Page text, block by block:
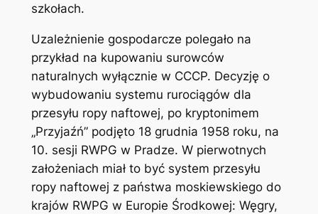
szkołach.
Uzależnienie gospodarcze polegało na
przykład na kupowaniu surowców
naturalnych wyłącznie w CCCP. Decyzję o
wybudowaniu systemu rurociągów dla
przesyłu ropy naftowej, po kryptonimem
„Przyjaźń” podjęto 18 grudnia 1958 roku, na
10. sesji RWPG w Pradze. W pierwotnych
założeniach miał to być system przesyłu
ropy naftowej z państwa moskiewskiego do
krajów RWPG w Europie Środkowej: Węgry,